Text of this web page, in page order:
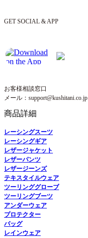
GET SOCIAL & APP
お客様相談窓口
メール：support@kushitani.co.jp
商品詳細
レーシングスーツ
レーシングギア
レザージャケット
レザーパンツ
レザージーンズ
テキスタイルウェア
ツーリンググローブ
ツーリングブーツ
アンダーウェア
プロテクター
バッグ
レインウェア